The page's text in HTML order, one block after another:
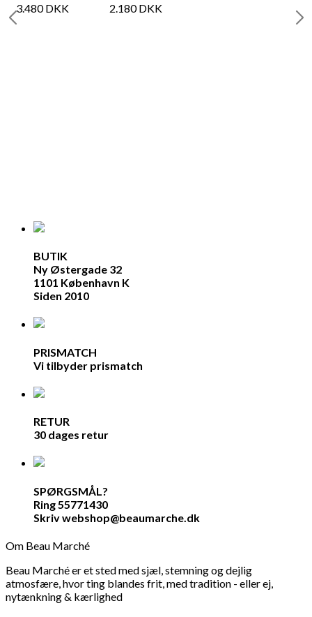
3.480DKK 2.180DKK
BUTIK
Ny Østergade 32
1101 København K
Siden 2010
PRISMATCH
Vi tilbyder prismatch
RETUR
30 dages retur
SPØRGSMÅL?
Ring 55771430
Skriv webshop@beaumarche.dk
Om Beau Marché
Beau Marché er et sted med sjæl, stemning og dejlig
atmosfære, hvor ting blandes frit, med tradition - eller ej,
nytænkning & kærlighed